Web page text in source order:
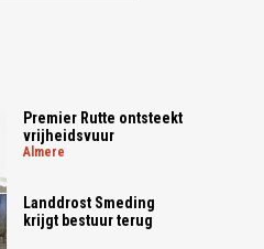
Premier Rutte ontsteekt
vrijheidsvuur
almere
Landdrost Smeding
krijgt bestuur terug